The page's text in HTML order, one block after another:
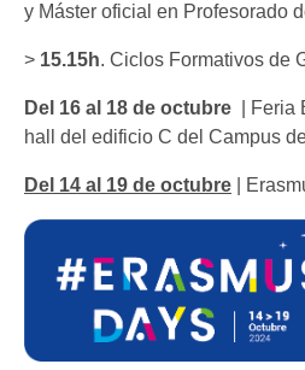
y Máster oficial en Profesorado
> 15.15h. Ciclos Formativos de
Del 16 al 18 de octubre
| Feria
hall del edificio C del Campus
Del 14 al 19 de octubre |